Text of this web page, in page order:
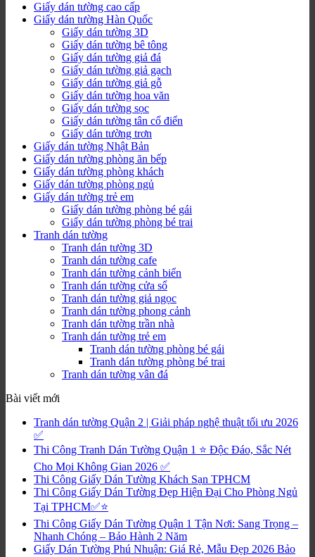
Giấy dán tường cao cấp
Giấy dán tường Hàn Quốc
Giấy dán tường 3D
Giấy dán tường bê tông
Giấy dán tường giả đá
Giấy dán tường giả gạch
Giấy dán tường giả gỗ
Giấy dán tường hoa văn
Giấy dán tường sọc
Giấy dán tường tân cổ điển
Giấy dán tường trơn
Giấy dán tường Nhật Bản
Giấy dán tường phòng ăn bếp
Giấy dán tường phòng khách
Giấy dán tường phòng ngủ
Giấy dán tường trẻ em
Giấy dán tường phòng bé gái
Giấy dán tường phòng bé trai
Tranh dán tường
Tranh dán tường 3D
Tranh dán tường cafe
Tranh dán tường cảnh biển
Tranh dán tường cửa sổ
Tranh dán tường giả ngọc
Tranh dán tường phong cảnh
Tranh dán tường trần nhà
Tranh dán tường trẻ em
Tranh dán tường phòng bé gái
Tranh dán tường phòng bé trai
Tranh dán tường vân đá
Bài viết mới
Tranh dán tường Quận 2 | Giải pháp nghệ thuật tối ưu 2026
✅
Thi Công Tranh Dán Tường Quận 1 ⭐ Độc Đáo, Sắc Nét
Cho Mọi Không Gian 2026 ✅
Thi Công Giấy Dán Tường Khách Sạn TPHCM
Thi Công Giấy Dán Tường Đẹp Hiện Đại Cho Phòng Ngủ
Tại TPHCM✅⭐
Thi Công Giấy Dán Tường Quận 1 Tận Nơi: Sang Trọng –
Nhanh Chóng – Bảo Hành 2 Năm
Giấy Dán Tường Phú Nhuận: Giá Rẻ, Mẫu Đẹp 2026 Bảo